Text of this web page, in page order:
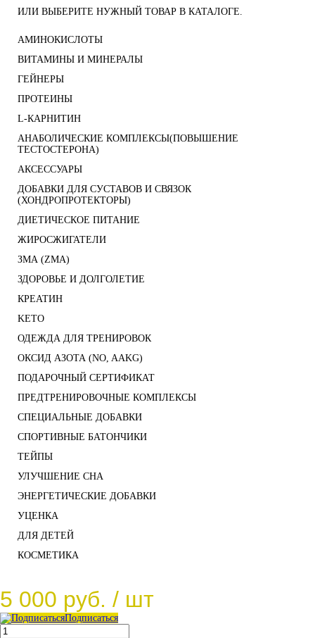
ИЛИ ВЫБЕРИТЕ НУЖНЫЙ ТОВАР В КАТАЛОГЕ.
АМИНОКИСЛОТЫ
ВИТАМИНЫ И МИНЕРАЛЫ
ГЕЙНЕРЫ
ПРОТЕИНЫ
L-КАРНИТИН
АНАБОЛИЧЕСКИЕ КОМПЛЕКСЫ(ПОВЫШЕНИЕ
ТЕСТОСТЕРОНА)
АКСЕССУАРЫ
ДОБАВКИ ДЛЯ СУСТАВОВ И СВЯЗОК
(ХОНДРОПРОТЕКТОРЫ)
ДИЕТИЧЕСКОЕ ПИТАНИЕ
ЖИРОСЖИГАТЕЛИ
ЗМА (ZMA)
ЗДОРОВЬЕ И ДОЛГОЛЕТИЕ
КРЕАТИН
KETO
ОДЕЖДА ДЛЯ ТРЕНИРОВОК
ОКСИД АЗОТА (NO, AAKG)
ПОДАРОЧНЫЙ СЕРТИФИКАТ
ПРЕДТРЕНИРОВОЧНЫЕ КОМПЛЕКСЫ
СПЕЦИАЛЬНЫЕ ДОБАВКИ
СПОРТИВНЫЕ БАТОНЧИКИ
ТЕЙПЫ
УЛУЧШЕНИЕ СНА
ЭНЕРГЕТИЧЕСКИЕ ДОБАВКИ
УЦЕНКА
ДЛЯ ДЕТЕЙ
КОСМЕТИКА
5 000 руб. / шт
Подписаться